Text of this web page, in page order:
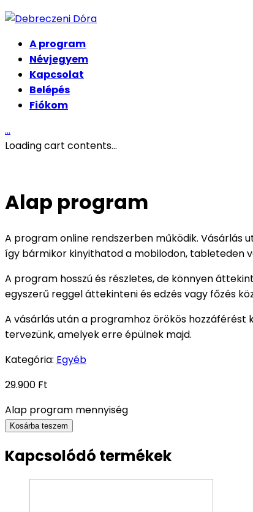
A program
Névjegyem
Kapcsolat
Belépés
Fiókom
…
Loading cart contents...
Alap program
A program online rendszerben működik. Vásárlás
így bármikor kinyithatod a mobilodon, tableteden
A program hosszú és részletes, de könnyen
egyszerű reggel áttekinteni és edzés vagy főzés
A vásárlás után a programhoz örökös
tervezünk, amelyek erre épülnek majd.
Kategória: Egyéb
29.900 Ft
Alap program mennyiség
Kosárba teszem
Kapcsolódó termékek